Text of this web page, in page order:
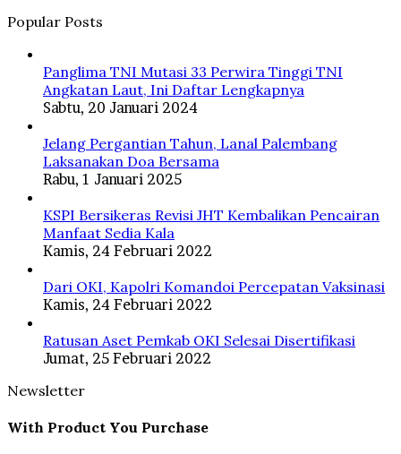
Popular Posts
Panglima TNI Mutasi 33 Perwira Tinggi TNI
Angkatan Laut, Ini Daftar Lengkapnya
Sabtu, 20 Januari 2024
Jelang Pergantian Tahun, Lanal Palembang
Laksanakan Doa Bersama
Rabu, 1 Januari 2025
KSPI Bersikeras Revisi JHT Kembalikan Pencairan
Manfaat Sedia Kala
Kamis, 24 Februari 2022
Dari OKI, Kapolri Komandoi Percepatan Vaksinasi
Kamis, 24 Februari 2022
Ratusan Aset Pemkab OKI Selesai Disertifikasi
Jumat, 25 Februari 2022
Newsletter
With Product You Purchase